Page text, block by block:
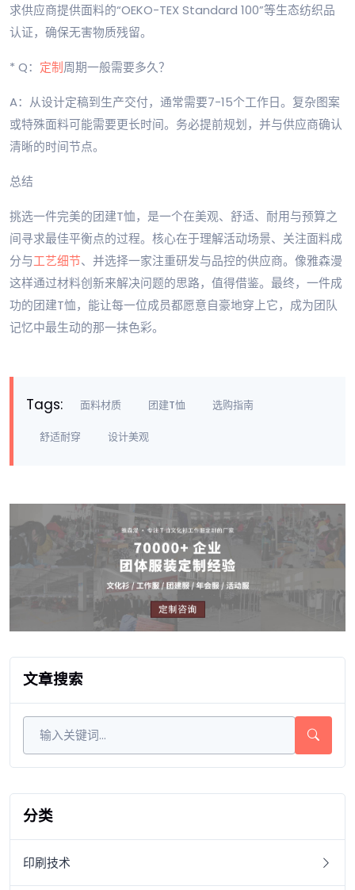
求供应商提供面料的“OEKO-TEX Standard 100”等生态纺织品
认证，确保无害物质残留。
* Q： 定制 周期一般需要多久？
A：从设计定稿到生产交付，通常需要7-15个工作日。复杂图案
或特殊面料可能需要更长时间。务必提前规划，并与供应商确认
清晰的时间节点。
总结
挑选一件完美的团建T恤，是一个在美观、舒适、耐用与预算之
间寻求最佳平衡点的过程。核心在于理解活动场景、关注面料成
分与工艺细节、并选择一家注重研发与品控的供应商。像雅森漫
这样通过材料创新来解决问题的思路，值得借鉴。最终，一件成
功的团建T恤，能让每一位成员都愿意自豪地穿上它，成为团队
记忆中最生动的那一抹色彩。
Tags: 面料材质 团建T恤 选购指南
舒适耐穿 设计美观
文章搜索
分类
印刷技术